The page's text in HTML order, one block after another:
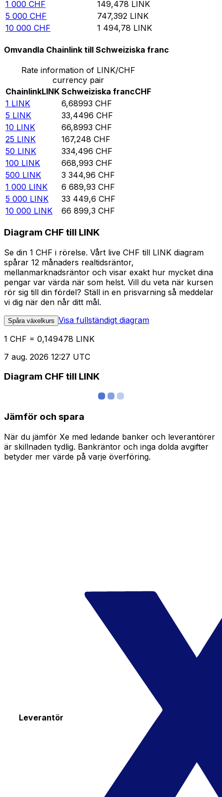
1 000 CHF 149,478 LINK
5 000 CHF 747,392 LINK
10 000 CHF 1 494,78 LINK
Omvandla Chainlink till Schweiziska franc
Rate information of LINK/CHF
currency pair
ChainlinkLINK Schweiziska francCHF
1 LINK 6,68993 CHF
5 LINK 33,4496 CHF
10 LINK 66,8993 CHF
25 LINK 167,248 CHF
50 LINK 334,496 CHF
100 LINK 668,993 CHF
500 LINK 3 344,96 CHF
1 000 LINK 6 689,93 CHF
5 000 LINK 33 449,6 CHF
10 000 LINK 66 899,3 CHF
Diagram CHF till LINK
Se din 1 CHF i rörelse. Vårt live CHF till LINK diagram
spårar 12 månaders realtidsräntor,
mellanmarknadsräntor och visar exakt hur mycket dina
pengar var värda när som helst. Vill du veta när kursen
rör sig till din fördel? Ställ in en prisvarning så meddelar
vi dig när den når ditt mål.
Spåra växelkurs Visa fullständigt diagram
1 CHF = 0,149478 LINK
7 aug. 2026 12:27 UTC
Diagram CHF till LINK
Jämför och spara
När du jämför Xe med ledande banker och leverantörer
är skillnaden tydlig. Bankräntor och inga dolda avgifter
betyder mer värde på varje överföring.
Leverantör